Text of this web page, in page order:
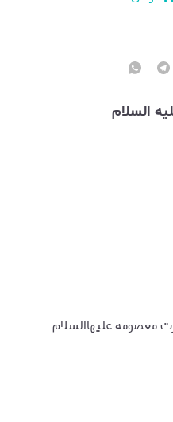
السلام
معصومه علیهاالسلام